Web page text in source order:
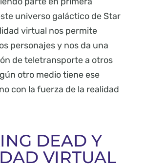
universo galáctico de Star
virtual nos permite
personajes y nos da una
de teletransporte a otros
otro medio tiene ese
con la fuerza de la realidad
DEAD Y
VIRTUAL